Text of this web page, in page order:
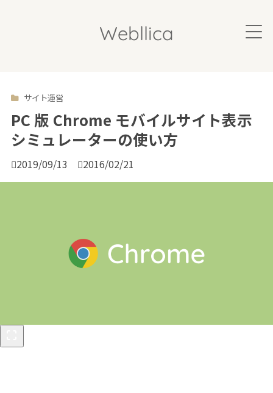
Webllica
サイト運営
PC 版 Chrome モバイルサイト表示
シミュレーターの使い方
2019/09/13 2016/02/21